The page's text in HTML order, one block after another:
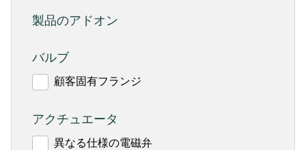
製品のアドオン
バルブ
顧客固有フランジ
アクチュエータ
異なる仕様の電磁弁